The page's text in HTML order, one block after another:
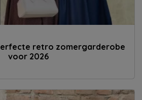
retro zomergarderobe
voor 2026